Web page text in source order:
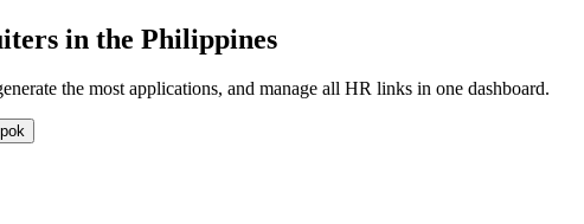
in the Philippines
the most applications, and manage all HR links in one dashboard.